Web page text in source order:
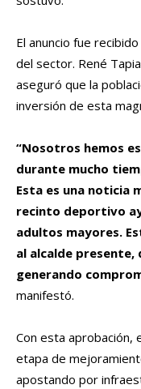
El anuncio fue
del sector. René
aseguró que la
inversión de esta
“Nosotros hemos
durante mucho
Esta es una noticia
recinto deportivo
adultos mayores.
al alcalde presente,
generando
manifestó.
Con esta aprobación,
etapa de
apostando por